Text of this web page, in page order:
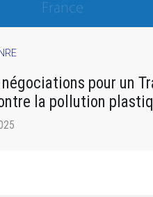
pour un
la pollution